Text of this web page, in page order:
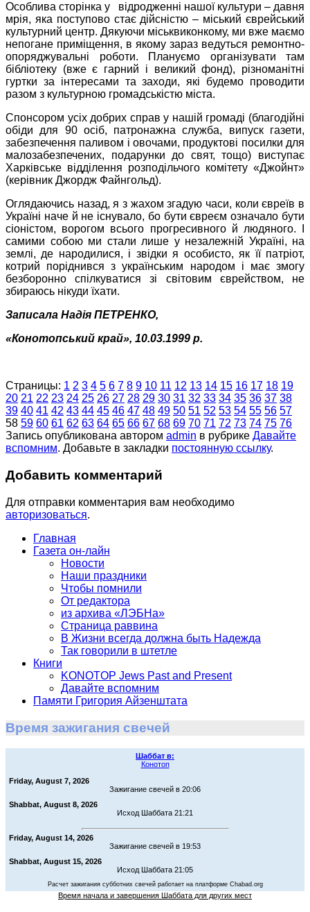
Особлива сторінка у відродженні нашої культури – давня
мрія, яка поступово стає дійсністю – міський єврейський
культурний центр. Дякуючи міськвиконкому, ми вже маємо
непогане приміщення, в якому зараз ведуться ремонтно-
опоряджувальні роботи. Плануємо організувати там
бібліотеку (вже є гарний і великий фонд), різноманітні
гуртки за інтересами та заходи, які будемо проводити
разом з культурною громадськістю міста.
Спонсором усіх добрих справ у нашій громаді (благодійні
обіди для 90 осіб, патронажна служба, випуск газети,
забезпечення паливом і овочами, продуктові посилки для
малозабезпечених, подарунки до свят, тощо) виступає
Харківське відділення розподільчого комітету «Джойнт»
(керівник Джордж Файнгольд).
Оглядаючись назад, я з жахом згадую часи, коли євреїв в
Україні наче й не існувало, бо бути євреєм означало бути
сіоністом, ворогом всього прогресивного й людяного. І
самими собою ми стали лише у незалежній Україні, на
землі, де народилися, і звідки я особисто, як її патріот,
котрий поріднився з українським народом і має змогу
безборонно спілкуватися зі світовим єврейством, не
збираюсь нікуди їхати.
Записала Надія ПЕТРЕНКО,
«Конотопський край», 10.03.1999 р.
Страницы: 1 2 3 4 5 6 7 8 9 10 11 12 13 14 15 16 17 18 19
20 21 22 23 24 25 26 27 28 29 30 31 32 33 34 35 36 37 38
39 40 41 42 43 44 45 46 47 48 49 50 51 52 53 54 55 56 57
58 59 60 61 62 63 64 65 66 67 68 69 70 71 72 73 74 75 76
Запись опубликована автором admin в рубрике Давайте
вспомним. Добавьте в закладки постоянную ссылку.
Добавить комментарий
Для отправки комментария вам необходимо
авторизоваться.
Главная
Газета он-лайн
Новости
Наши праздники
Чтобы помнили
От редактора
из архива «ЛЭБНа»
Страница раввина
В Жизни всегда должна быть Надежда
Так говорили в штетле
Книги
KONOTOP Jews Past and Present
Давайте вспомним
Памяти Григория Айзенштата
Время зажигания свечей
Шаббат в:
Конотоп
Friday, August 7, 2026
Зажигание свечей в 20:06
Shabbat, August 8, 2026
Исход Шаббата 21:21
Friday, August 14, 2026
Зажигание свечей в 19:53
Shabbat, August 15, 2026
Исход Шаббата 21:05
Расчет зажигания субботних свечей работает на платформе Chabad.org
Время начала и завершения Шаббата для других мест